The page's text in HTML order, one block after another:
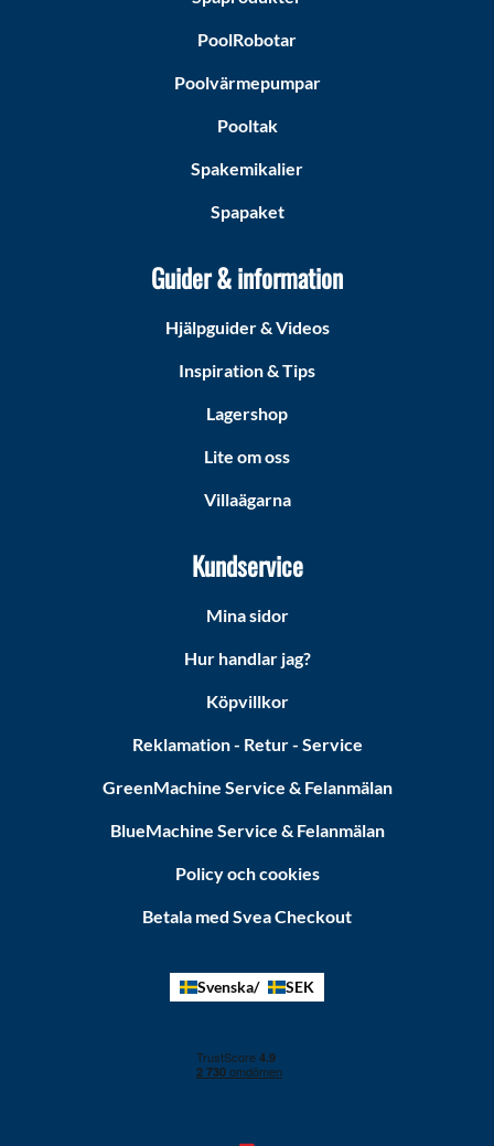
PoolRobotar
Poolvärmepumpar
Pooltak
Spakemikalier
Spapaket
Guider & information
Hjälpguider & Videos
Inspiration & Tips
Lagershop
Lite om oss
Villaägarna
Kundservice
Mina sidor
Hur handlar jag?
Köpvillkor
Reklamation - Retur - Service
GreenMachine Service & Felanmälan
BlueMachine Service & Felanmälan
Policy och cookies
Betala med Svea Checkout
Svenska SEK